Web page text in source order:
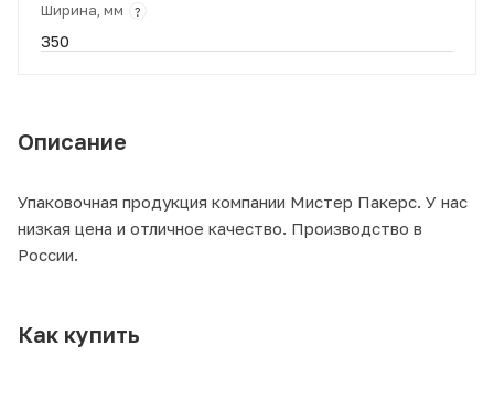
Ширина, мм ?
350
Описание
Упаковочная продукция компании Мистер Пакерс. У нас
низкая цена и отличное качество. Производство в
России.
Как купить